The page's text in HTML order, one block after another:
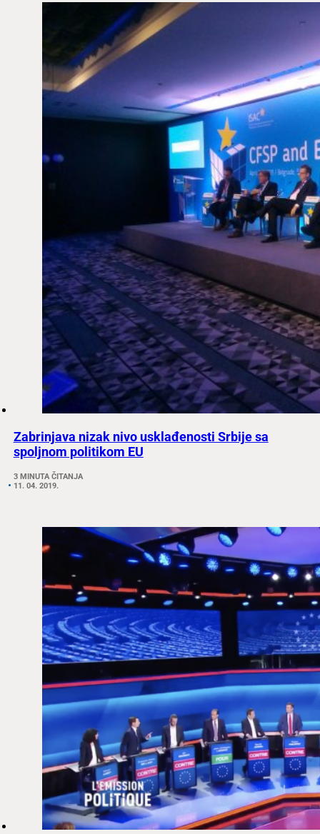
Zabrinjava nizak nivo usklađenosti Srbije sa
spoljnom politikom EU
3 MINUTA ČITANJA
11. 04. 2019.